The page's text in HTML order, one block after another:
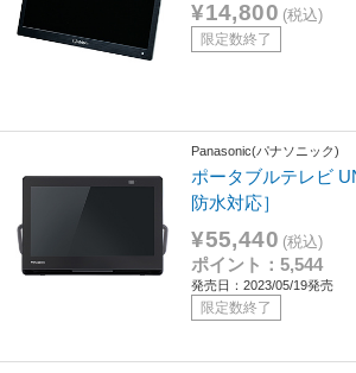
¥14,800 (税込)
限定数終了
Panasonic(パナソニック)
ポータブルテレビ
防水対応］
¥55,440 (税込)
ポイント：5,544
発売日：2023/05/19発売
限定数終了